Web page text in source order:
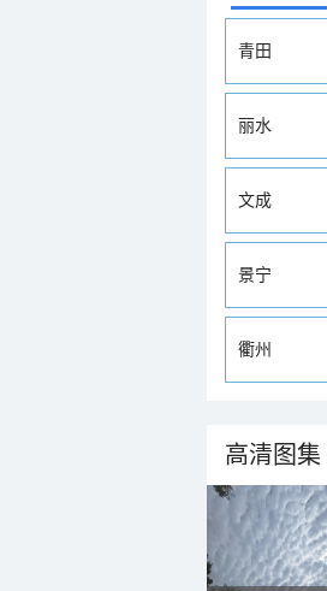
青田
丽水
文成
景宁
衢州
高清图集